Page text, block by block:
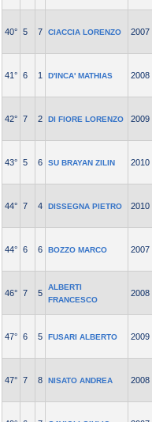
40° 5 7 CIACCIA LORENZO 2007
41° 6 1 D'INCA' MATHIAS 2008
42° 7 2 DI FIORE LORENZO 2009
43° 5 6 SU BRAYAN ZILIN 2010
44° 7 4 DISSEGNA PIETRO 2010
44° 6 6 BOZZO MARCO 2007
46° 7 5
ALBERTI
FRANCESCO
2008
47° 6 5 FUSARI ALBERTO 2009
47° 7 8 NISATO ANDREA 2008